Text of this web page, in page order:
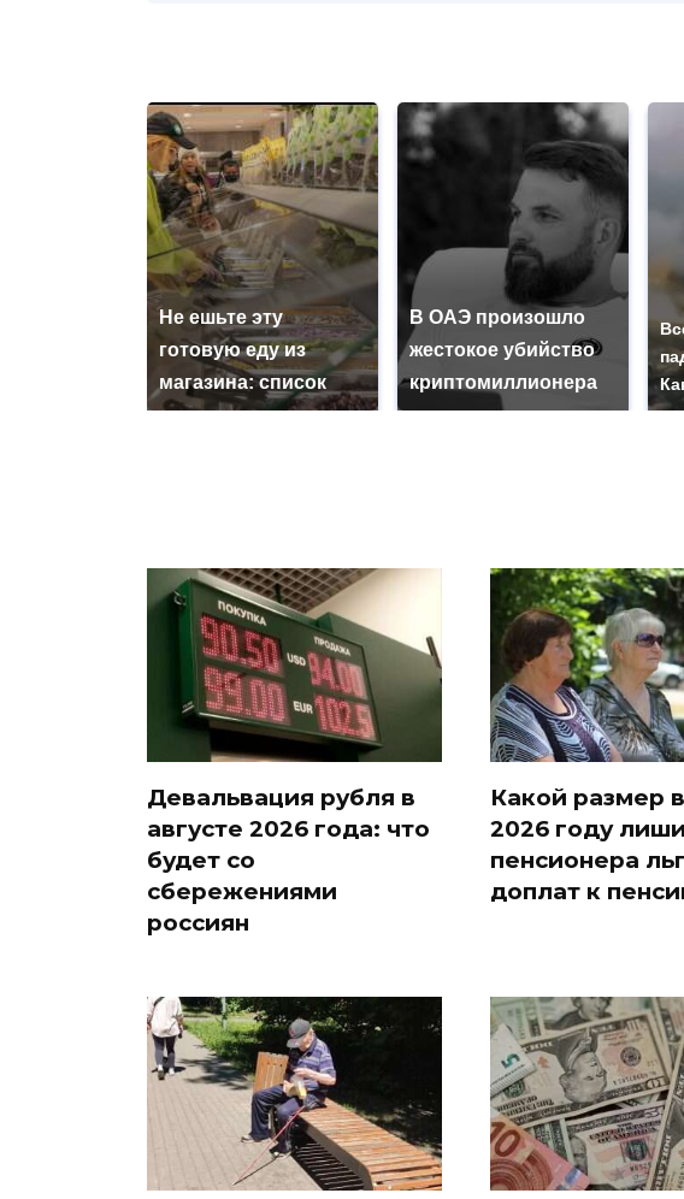
Не ешьте эту
готовую еду из
магазина: список
В ОАЭ произошло
жестокое убийство
криптомиллионера
Девальвация рубля в
августе 2026 года: что
будет со
сбережениями
россиян
Какой размер
2026 году
пенсионера
доплат к